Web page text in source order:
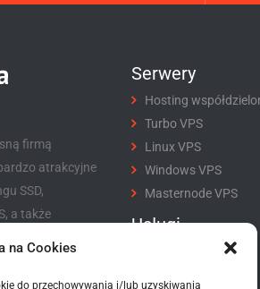
na Cookies
do przechowywania i/lub uzyskiwania
firmą
atrakcyjne
SSD,
a także
Serwery
Hosting
Turbo VPS
Linux VPS
Windows VPS
Masternode VPS
Usługi
Rejestracja domeny